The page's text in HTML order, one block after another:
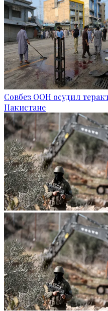
Совбез ООН осудил
Пакистане